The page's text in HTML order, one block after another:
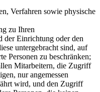
Verfahren sowie physische
zu Ihren
der Einrichtung oder den
untergebracht sind, auf
Personen zu beschränken;
Mitarbeitern, die Zugriff
nur angemessen
wird, und den Zugriff